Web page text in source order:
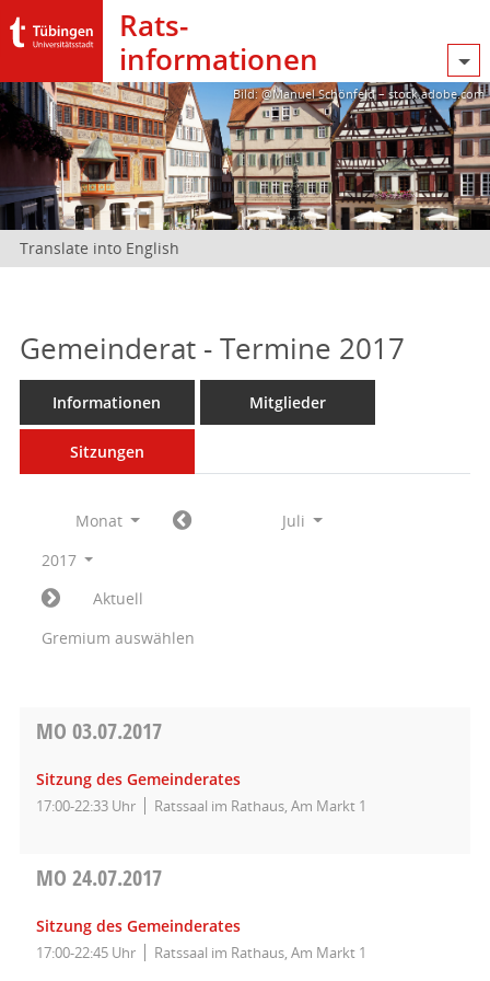
Rats­
informationen
Bild: @Manuel Schönfeld – stock.adobe.com
Translate into English
Gemeinderat - Termine 2017
Informationen Mitglieder
Sitzungen
Monat
Juli
2017
Aktuell
Gremium auswählen
MO 03.07.2017
Sitzung des Gemeinderates
17:00-22:33 Uhr Ratssaal im Rathaus, Am Markt 1
MO 24.07.2017
Sitzung des Gemeinderates
17:00-22:45 Uhr Ratssaal im Rathaus, Am Markt 1